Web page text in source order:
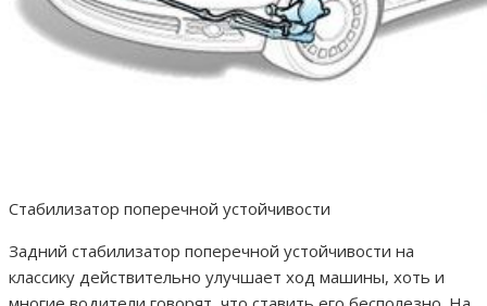
Стабилизатор поперечной устойчивости
Задний стабилизатор поперечной устойчивости на
классику действительно улучшает ход машины, хоть и